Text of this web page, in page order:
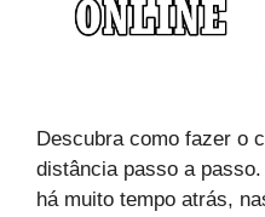
Descubra como fazer o
distância passo a
há muito tempo atrás,